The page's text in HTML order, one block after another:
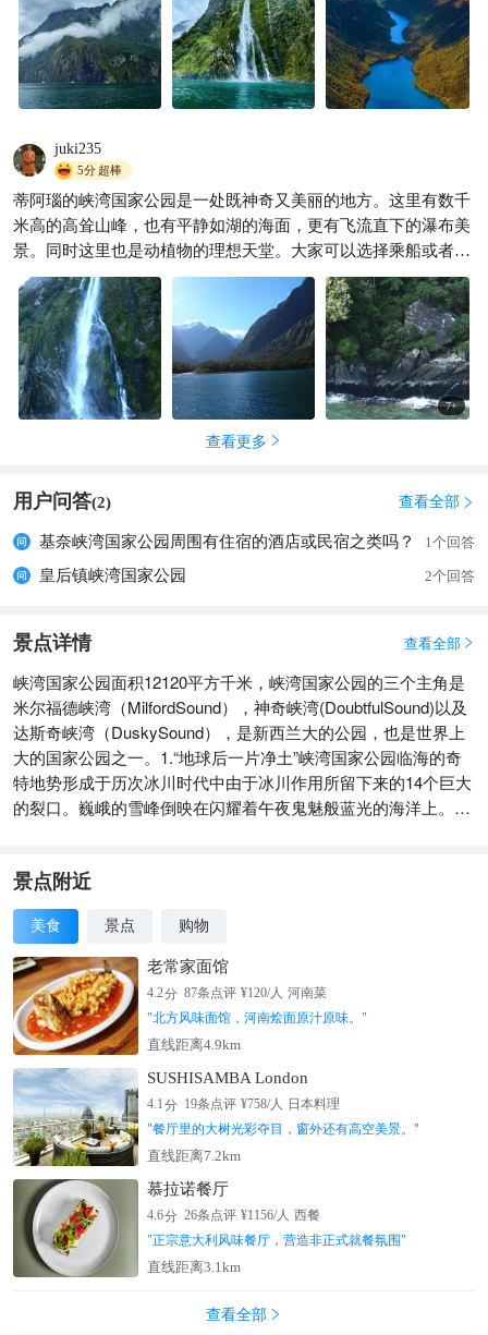
称为“世界最佳徒步路线”之一，沿途能撞见冰川湖泊和瀑布。 这
里全年多雨，云雾常常挂在山腰，山崖上的瀑布像银链一样垂进
深蓝色的峡湾，海豹、海鸟随处可见，连空气都带着草木和水汽
的清新。如果想感受新西兰最极致的自然力量，来这儿准没错～
juki235
5分超棒
蒂阿瑙的峡湾国家公园是一处既神奇又美丽的地方。这里有数千
米高的高耸山峰，也有平静如湖的海面，更有飞流直下的瀑布美
景。同时这里也是动植物的理想天堂。大家可以选择乘船或者是
徒步游览峡湾国家公园，每一种都有不同的收获，值得好好体验
一下。
7+
查看更多 
用户问答(2) 查看全部 
基奈峡湾国家公园周围有住宿的酒店或民宿之类吗？ 1个回答
皇后镇峡湾国家公园 2个回答
景点详情 查看全部 
峡湾国家公园面积12120平方千米，峡湾国家公园的三个主角是
米尔福德峡湾（MilfordSound），神奇峡湾(DoubtfulSound)以及
达斯奇峡湾（DuskySound），是新西兰大的公园，也是世界上
大的国家公园之一。1.“地球后一片净土”峡湾国家公园临海的奇
特地势形成于历次冰川时代中由于冰川作用所留下来的14个巨大
的裂口。巍峨的雪峰倒映在闪耀着午夜鬼魅般蓝光的海洋上。海
地”。峡湾国家公园三分之二的地区都覆盖着原始的山毛榉和罗
汉松森林。长达500公里的四通八达的步行道使游客可以欣赏到
有着山峰、高山湖泊、布满苔藓的山谷的原始世界。2.中土世界
的取景地峡湾国家公园在电影《霍比特人》和《指环王》三部曲
中都有出境。《霍比特人：意外之旅》中众人跳上鹰背，逃出险
境场景的拍摄地就在这里。你可以通过直升飞机观光或轮船巡游
的方式领略雄浑的峡湾与壮观的瀑布。
景点附近
美食 景点 购物
老常家面馆
4.2分 87条点评 ¥120/人 河南菜
"北方风味面馆，河南烩面原汁原味。 "
直线距离4.9km
SUSHISAMBA London
4.1分 19条点评 ¥758/人 日本料理
"餐厅里的大树光彩夺目，窗外还有高空美景。 "
直线距离7.2km
慕拉诺餐厅
4.6分 26条点评 ¥1156/人 西餐
"正宗意大利风味餐厅，营造非正式就餐氛围"
直线距离3.1km
查看全部 